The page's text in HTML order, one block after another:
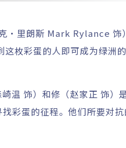
·里朗斯 Mark Rylance 饰
枚彩蛋的人即可成为绿洲
饰）和修（赵家正 饰）
彩蛋的征程。他们所要对抗